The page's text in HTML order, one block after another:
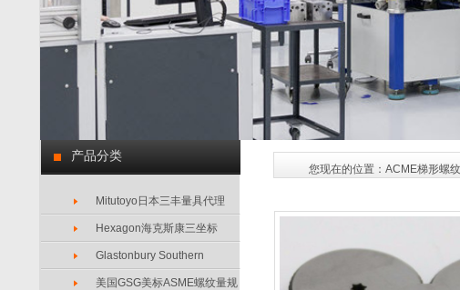
您现在的位置： ACME梯形螺
产品分类
Mitutoyo日本三丰量具代理
Hexagon海克斯康三坐标
Glastonbury Southern
美国GSG美标ASME螺纹量规